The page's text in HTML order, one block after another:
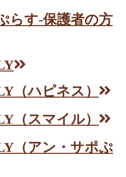
らす-保護者の方
（ハピネス）
（スマイル）
（アン・サポぷ